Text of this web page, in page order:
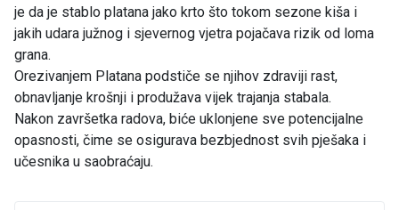
je da je stablo platana jako krto što tokom sezone kiša i
jakih udara južnog i sjevernog vjetra pojačava rizik od loma
grana.
Orezivanjem Platana podstiče se njihov zdraviji rast,
obnavljanje krošnji i produžava vijek trajanja stabala.
Nakon završetka radova, biće uklonjene sve potencijalne
opasnosti, čime se osigurava bezbjednost svih pješaka i
učesnika u saobraćaju.